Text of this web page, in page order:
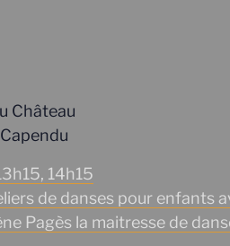
Château
14h15
de danses pour enfants
Pagès la maitresse de